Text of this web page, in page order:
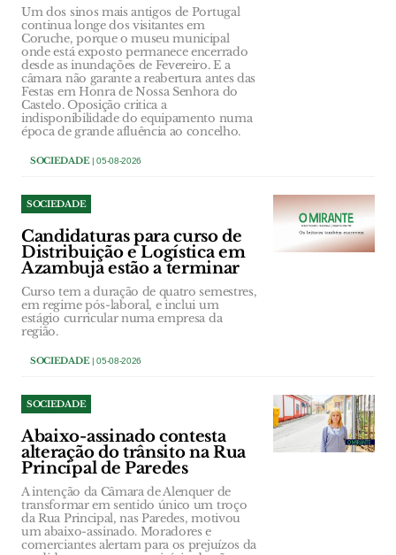
Um dos sinos mais antigos de Portugal
continua longe dos visitantes em
Coruche, porque o museu municipal
onde está exposto permanece encerrado
desde as inundações de Fevereiro. E a
câmara não garante a reabertura antes das
Festas em Honra de Nossa Senhora do
Castelo. Oposição critica a
indisponibilidade do equipamento numa
época de grande afluência ao concelho.
SOCIEDADE| 05-08-2026
SOCIEDADE
Candidaturas para curso de
Distribuição e Logística em
Azambuja estão a terminar
Curso tem a duração de quatro semestres,
em regime pós-laboral, e inclui um
estágio curricular numa empresa da
região.
SOCIEDADE| 05-08-2026
SOCIEDADE
Abaixo-assinado contesta
alteração do trânsito na Rua
Principal de Paredes
A intenção da Câmara de Alenquer de
transformar em sentido único um troço
da Rua Principal, nas Paredes, motivou
um abaixo-assinado. Moradores e
comerciantes alertam para os prejuízos da